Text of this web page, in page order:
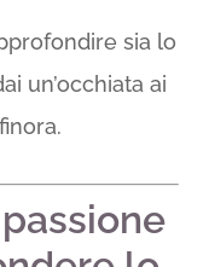
sia lo
un’occhiata ai